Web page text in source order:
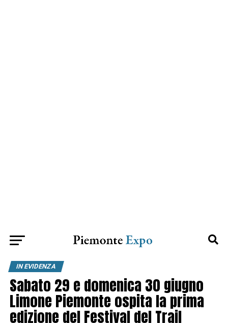
IN EVIDENZA
Sabato 29 e domenica 30 giugno
Limone Piemonte ospita la prima
edizione del Festival del Trail